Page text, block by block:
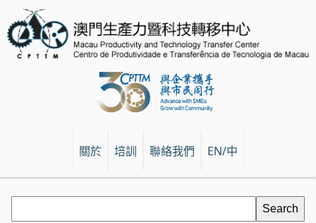
關於 培訓 聯絡我們 EN/中